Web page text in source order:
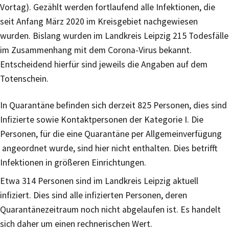
Vortag). Gezählt werden fortlaufend alle Infektionen, die
seit Anfang März 2020 im Kreisgebiet nachgewiesen
wurden. Bislang wurden im Landkreis Leipzig 215 Todesfälle
im Zusammenhang mit dem Corona-Virus bekannt.
Entscheidend hierfür sind jeweils die Angaben auf dem
Totenschein.
In Quarantäne befinden sich derzeit 825 Personen, dies sind
Infizierte sowie Kontaktpersonen der Kategorie I. Die
Personen, für die eine Quarantäne per Allgemeinverfügung
angeordnet wurde, sind hier nicht enthalten. Dies betrifft
Infektionen in größeren Einrichtungen.
Etwa 314 Personen sind im Landkreis Leipzig aktuell
infiziert. Dies sind alle infizierten Personen, deren
Quarantänezeitraum noch nicht abgelaufen ist. Es handelt
sich daher um einen rechnerischen Wert.